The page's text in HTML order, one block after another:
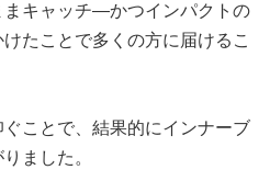
まキャッチ―かつインパクトの
たことで多くの方に届けるこ
ことで、結果的にインナーブ
ました。